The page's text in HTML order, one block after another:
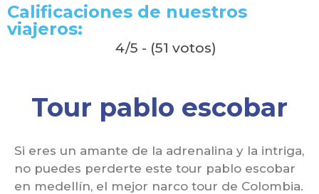
Calificaciones de nuestros
viajeros:
4/5 - (51 votos)
Tour pablo escobar
Si eres un amante de la adrenalina y la intriga,
no puedes perderte este tour pablo escobar
en medellín, el mejor narco tour de Colombia.